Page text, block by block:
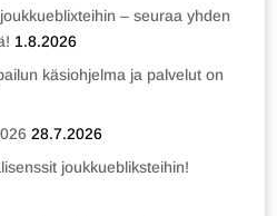
– seuraa yhden
1.8.2026
käsiohjelma ja palvelut on
28.7.2026
joukkuebliksteihin!